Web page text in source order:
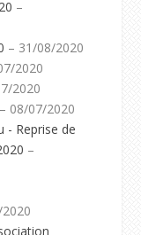
–
– 31/08/2020
2020
2020
– 08/07/2020
- Reprise de
–